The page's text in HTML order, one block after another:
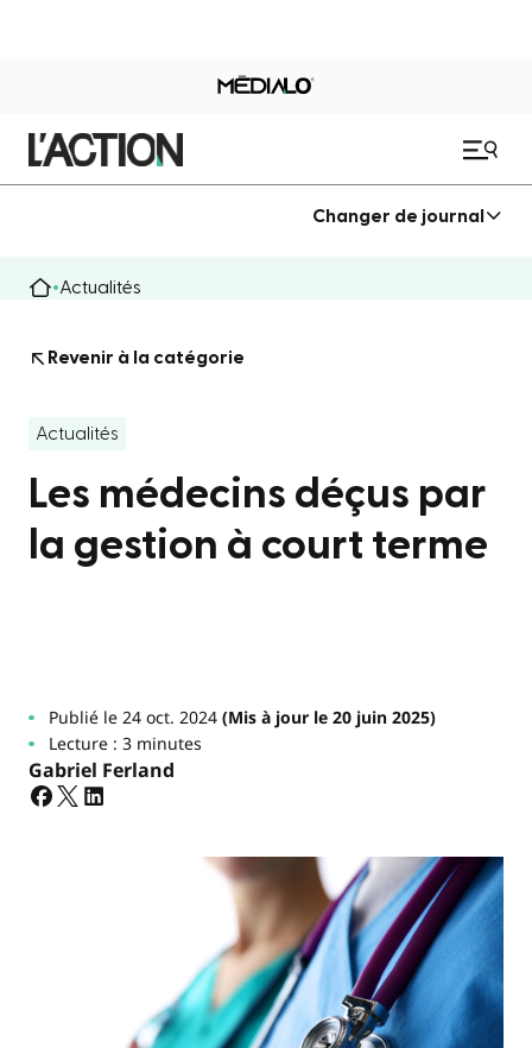
Changer de journal
Actualités
Revenir à la catégorie
Actualités
Les médecins déçus par
la gestion à court terme
Publié le 24 oct. 2024(Mis à jour le 20 juin 2025)
Lecture : 3 minutes
Gabriel Ferland